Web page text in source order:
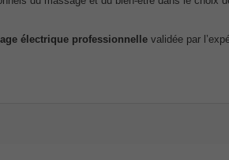
électrique professionnelle validée par